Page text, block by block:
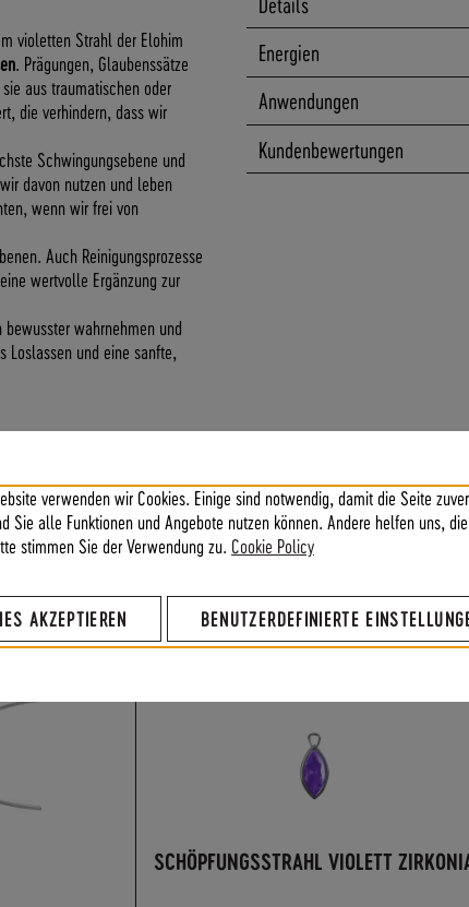
verwenden wir Cookies. Einige sind notwendig, damit die Seite
Sie alle Funktionen und Angebote nutzen können. Andere helfen uns,
stimmen Sie der Verwendung zu. Cookie Policy
AKZEPTIEREN BENUTZERDEFINIERTE
violetten Strahl der Elohim
. Prägungen, Glaubenssätze
aus traumatischen oder
die verhindern, dass wir
Schwingungsebene und
davon nutzen und leben
wenn wir frei von
Auch Reinigungsprozesse
wertvolle Ergänzung zur
wahrnehmen und
Loslassen und eine sanfte,
die Vergangenheit,
Energien
Anwendungen
Kundenbewertungen
SCHÖPFUNGSSTRAHL VIOLETT